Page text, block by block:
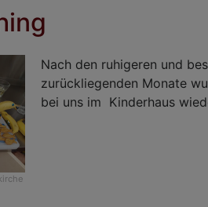
Nach den ruhigeren und
zurückliegenden Monate
bei uns im Kinderhaus